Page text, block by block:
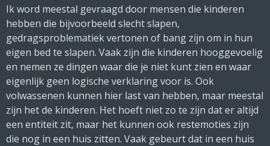
Ik word meestal gevraagd door mensen die kinderen
hebben die bijvoorbeeld slecht slapen,
gedragsproblematiek vertonen of bang zijn om in hun
eigen bed te slapen. Vaak zijn die kinderen hooggevoelig
en nemen ze dingen waar die je niet kunt zien en waar
eigenlijk geen logische verklaring voor is. Ook
volwassenen kunnen hier last van hebben, maar meestal
zijn het de kinderen. Het hoeft niet zo te zijn dat er altijd
een entiteit zit, maar het kunnen ook restemoties zijn
die nog in een huis zitten. Vaak gebeurt dat in een huis